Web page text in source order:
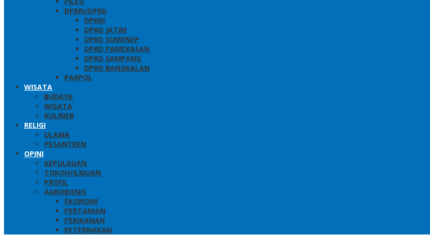
DPRRI/DPRD
DPRRI
DPRD JATIM
DPRD SUMENEP
DPRD PAMEKASAN
DPRD SAMPANG
DPRD BANGKALAN
PARPOL
WISATA
BUDAYA
WISATA
KULINER
RELIGI
ULAMA
PESANTREN
OPINI
KEPULAUAN
TOKOH/ILMUAN
PROFIL
AGROBISNIS
EKONOMI
PERTANIAN
PERIKANAN
PETERNAKAN